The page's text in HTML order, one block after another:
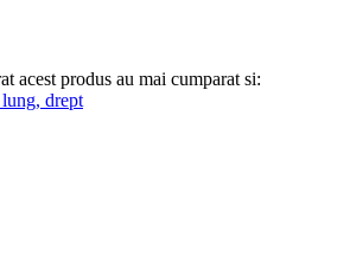
acest produs au mai cumparat si: